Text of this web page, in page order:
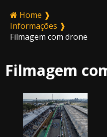
Home ❱
Informações ❱
Filmagem com drone
Filmagem